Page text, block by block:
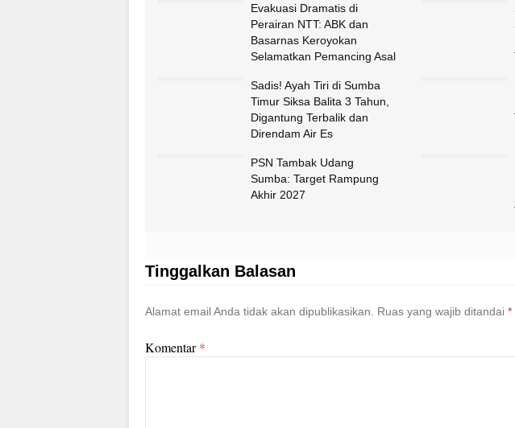
Evakuasi Dramatis di
Perairan NTT: ABK dan
Basarnas Keroyokan
Selamatkan Pemancing Asal
Sadis! Ayah Tiri di Sumba
Timur Siksa Balita 3 Tahun,
Digantung Terbalik dan
Direndam Air Es
PSN Tambak Udang
Sumba: Target Rampung
Akhir 2027
Tinggalkan Balasan
Alamat email Anda tidak akan dipublikasikan. Ruas yang wajib ditandai *
Komentar*